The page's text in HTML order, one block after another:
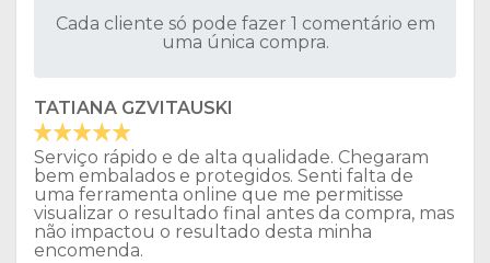
Cada cliente só pode fazer 1 comentário em
uma única compra.
TATIANA GZVITAUSKI
Serviço rápido e de alta qualidade. Chegaram
bem embalados e protegidos. Senti falta de
uma ferramenta online que me permitisse
visualizar o resultado final antes da compra, mas
não impactou o resultado desta minha
encomenda.